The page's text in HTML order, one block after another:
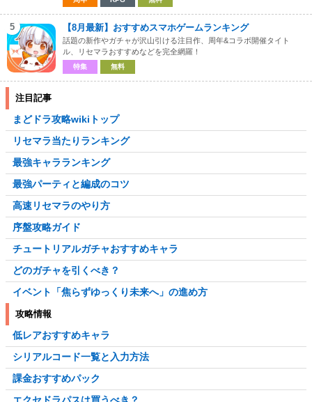
5 【8月最新】おすすめスマホゲームランキング
話題の新作やガチャが沢山引ける注目作、周年&コラボ開催タイト
ル、リセマラおすすめなどを完全網羅！
特集 無料
注目記事
まどドラ攻略wikiトップ
リセマラ当たりランキング
最強キャラランキング
最強パーティと編成のコツ
高速リセマラのやり方
序盤攻略ガイド
チュートリアルガチャおすすめキャラ
どのガチャを引くべき？
イベント「焦らずゆっくり未来へ」の進め方
攻略情報
低レアおすすめキャラ
シリアルコード一覧と入力方法
課金おすすめパック